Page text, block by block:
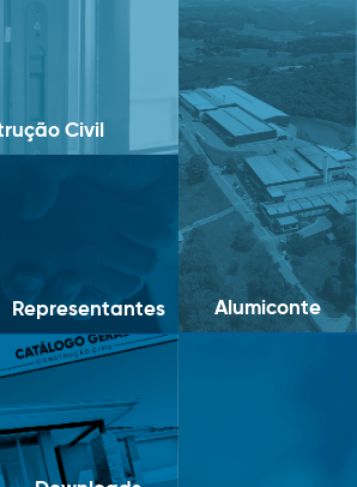
Civil
Alumiconte
Representantes